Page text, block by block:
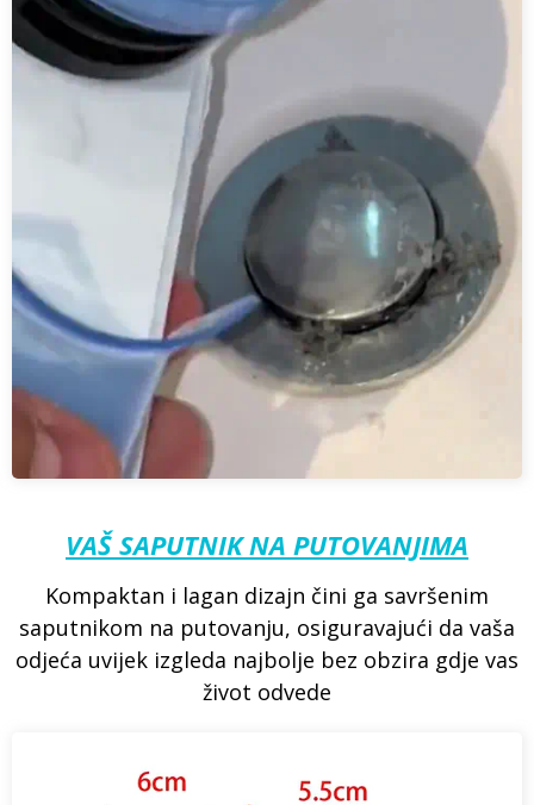
VAŠ SAPUTNIK NA PUTOVANJIMA
Kompaktan i lagan dizajn čini ga savršenim
saputnikom na putovanju, osiguravajući da vaša
odjeća uvijek izgleda najbolje bez obzira gdje vas
život odvede